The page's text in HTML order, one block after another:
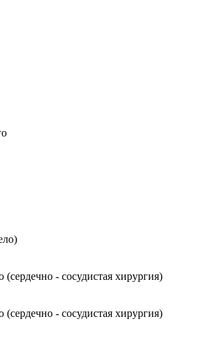
- сосудистая хирургия)
- сосудистая хирургия)